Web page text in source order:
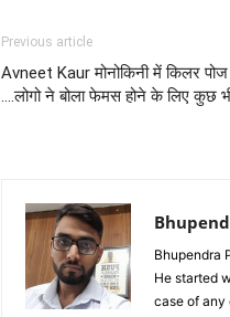
Previous article
Avneet Kaur मोनोकिनी में किलर
….लोगो ने बोला फेमस होने के लिए कुछ
Bhupendra
He started
case of any